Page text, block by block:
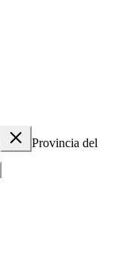
Provincia del